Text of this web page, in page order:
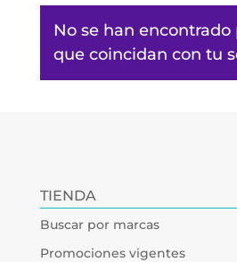
No se han
que coincidan con tu
TIENDA
Buscar por marcas
Promociones vigentes